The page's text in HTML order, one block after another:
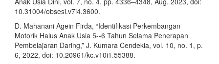
10.31004/obsesi.v7i4.3600.
D. Mahanani Agein Firda, “Identifikasi Perkembangan
Motorik Halus Anak Usia 5--6 Tahun Selama Penerapan
Pembelajaran Daring,” J. Kumara Cendekia, vol. 10, no. 1, p.
6, 2022, doi: 10.20961/kc.v10i1.55388.